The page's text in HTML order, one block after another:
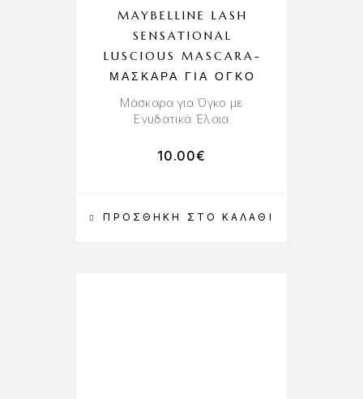
ΠΡΟΣΘΉΚΗ ΣΤΟ ΚΑΛΆΘΙ
MAYBELLINE LASH
SENSATIONAL
LUSCIOUS MASCARA-
ΜΆΣΚΑΡΑ ΓΙΑ ΌΓΚΟ
Μάσκαρα για Όγκο με
Ενυδατικά Έλαια
10.00€